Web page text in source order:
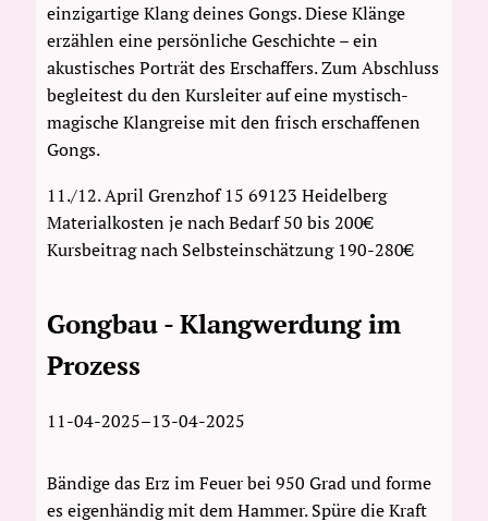
einzigartige Klang deines Gongs. Diese Klänge
erzählen eine persönliche Geschichte – ein
akustisches Porträt des Erschaffers. Zum Abschluss
begleitest du den Kursleiter auf eine mystisch-
magische Klangreise mit den frisch erschaffenen
Gongs.
11./12. April Grenzhof 15 69123 Heidelberg
Materialkosten je nach Bedarf 50 bis 200€
Kursbeitrag nach Selbsteinschätzung 190-280€
Gongbau - Klangwerdung im
Prozess
11-04-2025–13-04-2025
Bändige das Erz im Feuer bei 950 Grad und forme
es eigenhändig mit dem Hammer. Spüre die Kraft